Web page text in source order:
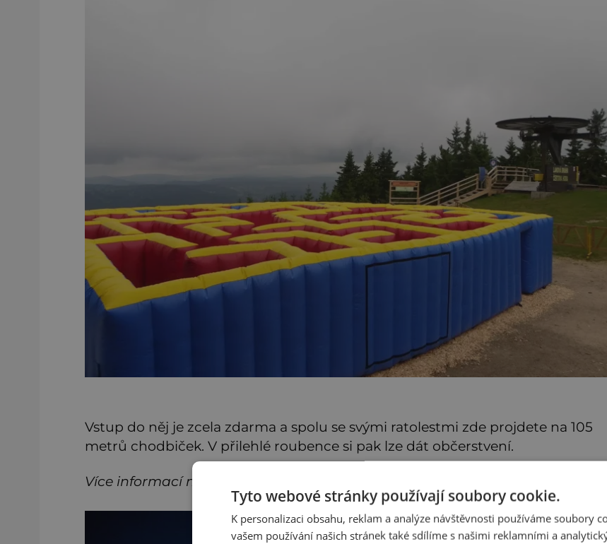
Vstup do něj je zcela zdarma a spolu se svými ratolestmi zde projdete na 105
metrů chodbiček. V přilehlé roubence si pak lze dát občerstvení.
Více informací na: www.skiareal-harrachov.cz
Tyto webové stránky používají soubory cookie.
K personalizaci obsahu, reklam a analýze návštěvnosti používáme soubory
vašem používání našich stránek také sdílíme s našimi reklamními a